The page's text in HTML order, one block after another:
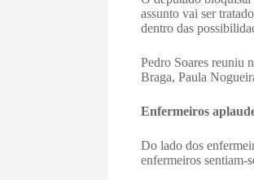
assunto vai ser
dentro das
Pedro Soares reuniu
Braga, Paula
Enfermeiros
Do lado dos
enfermeiros sentiam-